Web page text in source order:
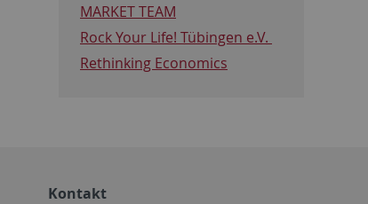
MARKET TEAM
Rock Your Life! Tübingen e.V.
Rethinking Economics
Kontakt